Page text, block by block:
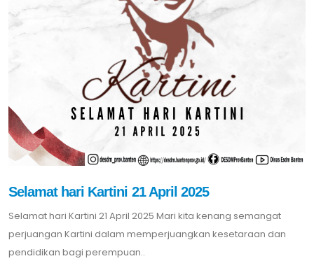
Selamat hari Kartini 21 April 2025
Selamat hari Kartini 21 April 2025 Mari kita kenang semangat
perjuangan Kartini dalam memperjuangkan kesetaraan dan
pendidikan bagi perempuan..